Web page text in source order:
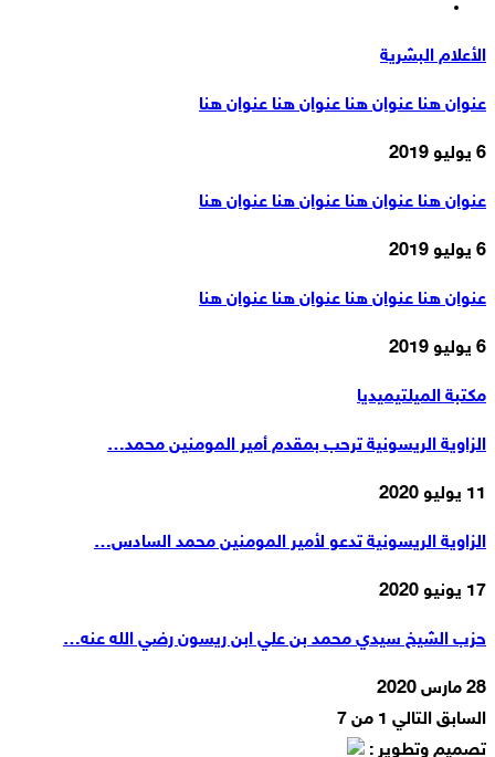
الأعلام البشرية
عنوان هنا عنوان هنا عنوان هنا عنوان هنا
6 يوليو 2019
عنوان هنا عنوان هنا عنوان هنا عنوان هنا
6 يوليو 2019
عنوان هنا عنوان هنا عنوان هنا عنوان هنا
6 يوليو 2019
مكتبة الميلتيميديا
الزاوية الريسونية ترحب بمقدم أمير المومنين محمد…
11 يوليو 2020
الزاوية الريسونية تدعو لأمير المومنين محمد السادس…
17 يونيو 2020
حزب الشيخ سيدي محمد بن علي ابن ريسون رضي الله عنه…
28 مارس 2020
السابق التالي 1 من 7
تصميم وتطوير :